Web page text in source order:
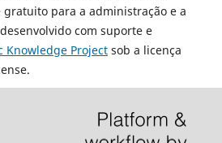
para a administração e a
com suporte e
Knowledge Projectsob a licença